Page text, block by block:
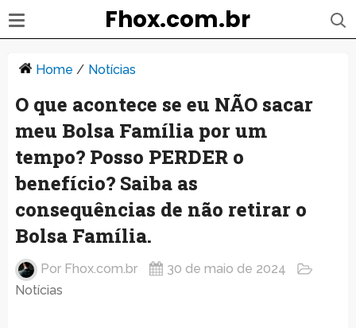
Fhox.com.br
Home / Notícias
O que acontece se eu NÃO sacar
meu Bolsa Família por um
tempo? Posso PERDER o
benefício? Saiba as
consequências de não retirar o
Bolsa Família.
Por Fhox.com.br
30 de maio de 2024
Notícias